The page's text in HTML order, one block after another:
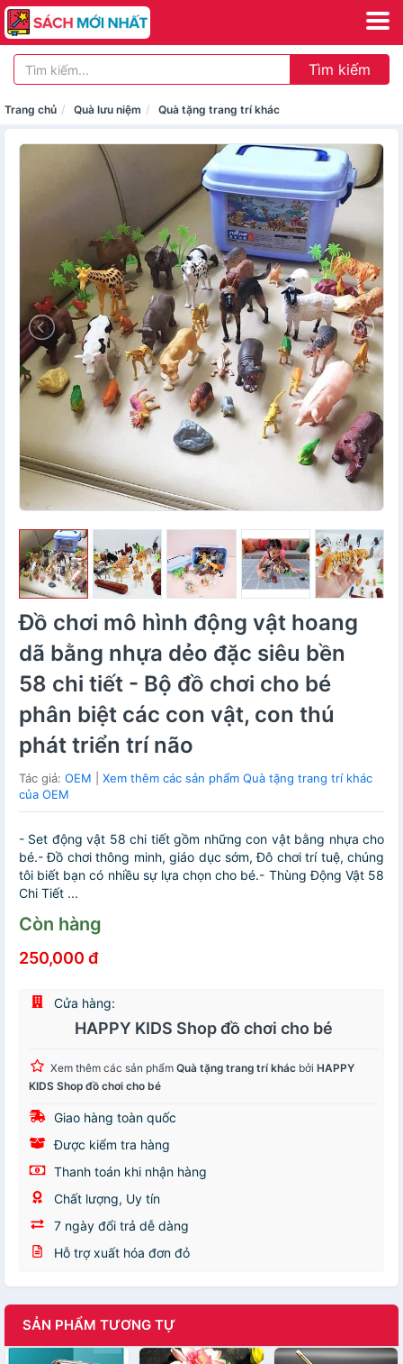
Tìm kiếm
Trang chủ Quà lưu niệm Quà tặng trang trí khác
Đồ chơi mô hình động vật hoang
dã bằng nhựa dẻo đặc siêu bền
58 chi tiết - Bộ đồ chơi cho bé
phân biệt các con vật, con thú
phát triển trí não
Tác giả: OEM
Xem thêm các sản phẩm Quà tặng trang trí khác
của OEM
- Set động vật 58 chi tiết gồm những con vật bằng nhựa cho
bé.- Đồ chơi thông minh, giáo dục sớm, Đô chơi trí tuệ, chúng
tôi biết bạn có nhiều sự lựa chọn cho bé.- Thùng Động Vật 58
Chi Tiết ...
Còn hàng
250,000 đ
Cửa hàng:
HAPPY KIDS Shop đồ chơi cho bé
Xem thêm các sản phẩm Quà tặng trang trí khác bởi HAPPY
KIDS Shop đồ chơi cho bé
Giao hàng toàn quốc
Được kiểm tra hàng
Thanh toán khi nhận hàng
Chất lượng, Uy tín
7 ngày đổi trả dễ dàng
Hỗ trợ xuất hóa đơn đỏ
SẢN PHẨM TƯƠNG TỰ